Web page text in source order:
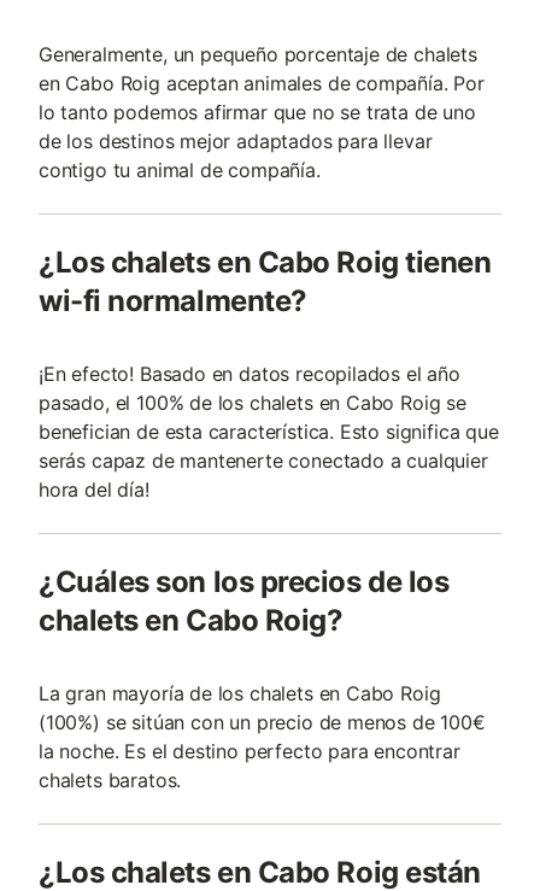
Generalmente, un pequeño porcentaje de chalets
en Cabo Roig aceptan animales de compañía. Por
lo tanto podemos afirmar que no se trata de uno
de los destinos mejor adaptados para llevar
contigo tu animal de compañía.
¿Los chalets en Cabo Roig tienen
wi-fi normalmente?
¡En efecto! Basado en datos recopilados el año
pasado, el 100% de los chalets en Cabo Roig se
benefician de esta característica. Esto significa que
serás capaz de mantenerte conectado a cualquier
hora del día!
¿Cuáles son los precios de los
chalets en Cabo Roig?
La gran mayoría de los chalets en Cabo Roig
(100%) se sitúan con un precio de menos de 100€
la noche. Es el destino perfecto para encontrar
chalets baratos.
¿Los chalets en Cabo Roig están